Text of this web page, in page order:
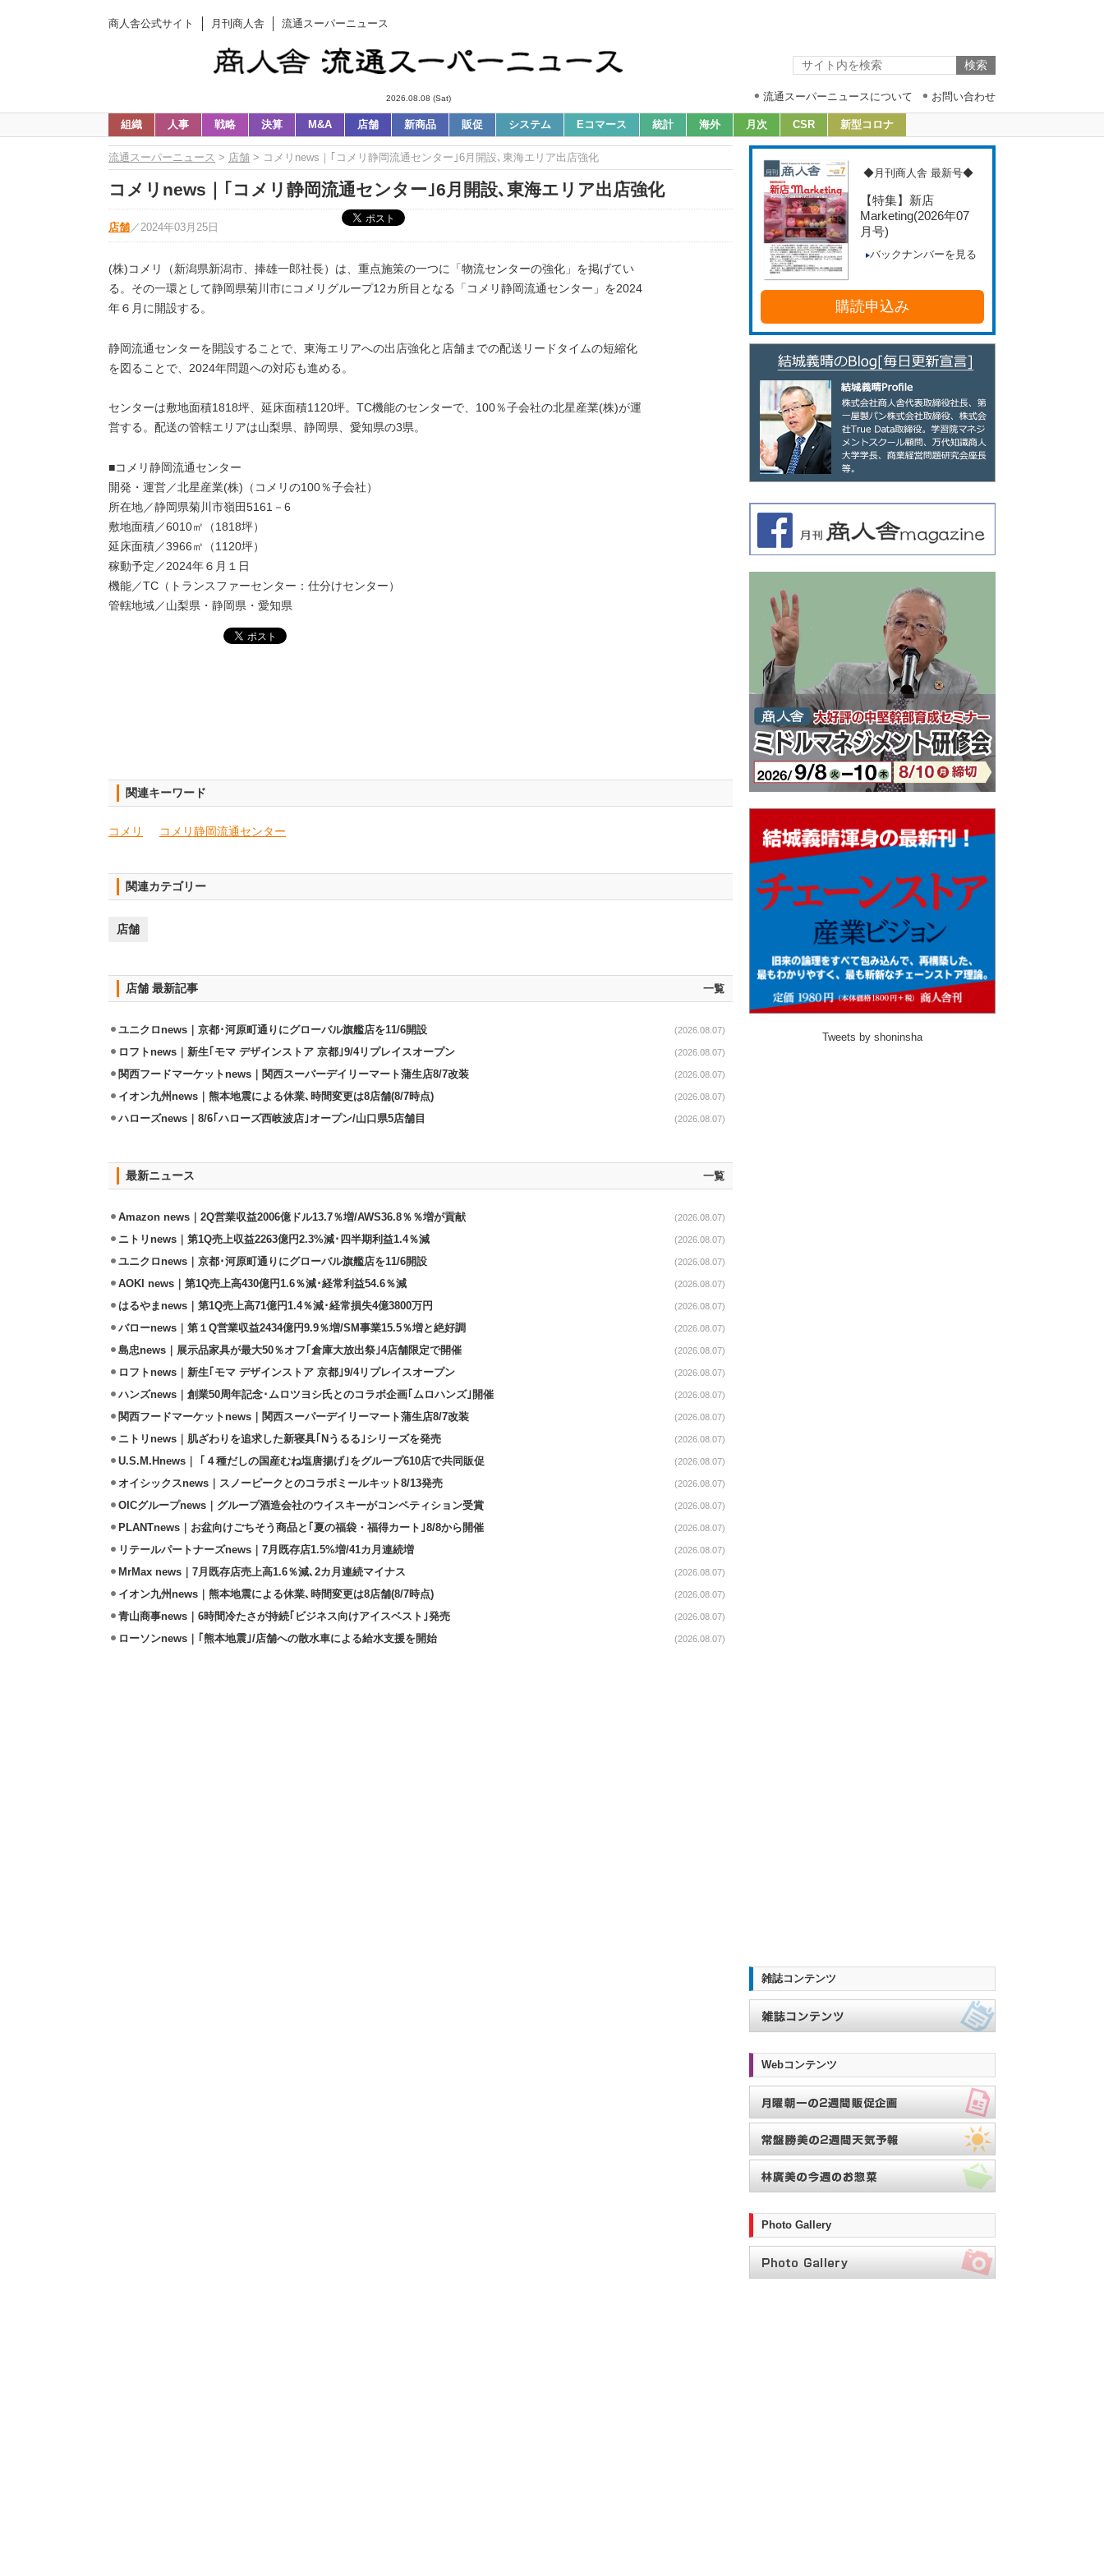
商人舎公式サイト 月刊商人舎 流通スーパーニュース
2026.08.08 (Sat) 流通スーパーニュースについて お問い合わせ
組織 人事 戦略 決算 M&A 店舗 新商品 販促 システム Eコマース 統計 海外 月次 CSR 新型コロナ
流通スーパーニュース > 店舗 > コメリnews｜｢コメリ静岡流通センター｣6月開設､東海エリア出店強化
コメリnews｜｢コメリ静岡流通センター｣6月開設､東海エリア出店強化
店舗 ／ 2024年03月25日
(株)コメリ（新潟県新潟市、捧雄一郎社長）は、重点施策の一つに「物流センターの強化」を掲げてい
る。その一環として静岡県菊川市にコメリグループ12カ所目となる「コメリ静岡流通センター」を2024
年６月に開設する。
静岡流通センターを開設することで、東海エリアへの出店強化と店舗までの配送リードタイムの短縮化
を図ることで、2024年問題への対応も進める。
センターは敷地面積1818坪、延床面積1120坪。TC機能のセンターで、100％子会社の北星産業(株)が運
営する。配送の管轄エリアは山梨県、静岡県、愛知県の3県。
■コメリ静岡流通センター
開発・運営／北星産業(株)（コメリの100％子会社）
所在地／静岡県菊川市嶺田5161－6
敷地面積／6010㎡（1818坪）
延床面積／3966㎡（1120坪）
稼動予定／2024年６月１日
機能／TC（トランスファーセンター：仕分けセンター）
管轄地域／山梨県・静岡県・愛知県
関連キーワード
コメリ コメリ静岡流通センター
関連カテゴリー
店舗
店舗 最新記事 一覧
ユニクロnews｜京都･河原町通りにグローバル旗艦店を11/6開設 (2026.08.07)
ロフトnews｜新生｢モマ デザインストア 京都｣9/4リプレイスオープン (2026.08.07)
関西フードマーケットnews｜関西スーパーデイリーマート蒲生店8/7改装 (2026.08.07)
イオン九州news｜熊本地震による休業､時間変更は8店舗(8/7時点) (2026.08.07)
ハローズnews｜8/6｢ハローズ西岐波店｣オープン/山口県5店舗目 (2026.08.07)
最新ニュース 一覧
Amazon news｜2Q営業収益2006億ドル13.7％増/AWS36.8％％増が貢献 (2026.08.07)
ニトリnews｜第1Q売上収益2263億円2.3%減･四半期利益1.4％減 (2026.08.07)
ユニクロnews｜京都･河原町通りにグローバル旗艦店を11/6開設 (2026.08.07)
AOKI news｜第1Q売上高430億円1.6％減･経常利益54.6％減 (2026.08.07)
はるやまnews｜第1Q売上高71億円1.4％減･経常損失4億3800万円 (2026.08.07)
バローnews｜第１Q営業収益2434億円9.9％増/SM事業15.5％増と絶好調 (2026.08.07)
島忠news｜展示品家具が最大50％オフ｢倉庫大放出祭｣4店舗限定で開催 (2026.08.07)
ロフトnews｜新生｢モマ デザインストア 京都｣9/4リプレイスオープン (2026.08.07)
ハンズnews｜創業50周年記念･ムロツヨシ氏とのコラボ企画｢ムロハンズ｣開催 (2026.08.07)
関西フードマーケットnews｜関西スーパーデイリーマート蒲生店8/7改装 (2026.08.07)
ニトリnews｜肌ざわりを追求した新寝具｢Nうるる｣シリーズを発売 (2026.08.07)
U.S.M.Hnews｜ ｢４種だしの国産むね塩唐揚げ｣をグループ610店で共同販促 (2026.08.07)
オイシックスnews｜スノーピークとのコラボミールキット8/13発売 (2026.08.07)
OICグループnews｜グループ酒造会社のウイスキーがコンペティション受賞 (2026.08.07)
PLANTnews｜お盆向けごちそう商品と｢夏の福袋・福得カート｣8/8から開催 (2026.08.07)
リテールパートナーズnews｜7月既存店1.5%増/41カ月連続増 (2026.08.07)
MrMax news｜7月既存店売上高1.6％減､2カ月連続マイナス (2026.08.07)
イオン九州news｜熊本地震による休業､時間変更は8店舗(8/7時点) (2026.08.07)
青山商事news｜6時間冷たさが持続｢ビジネス向けアイスベスト｣発売 (2026.08.07)
ローソンnews｜｢熊本地震｣/店舗への散水車による給水支援を開始 (2026.08.07)
◆月刊商人舎 最新号◆
【特集】新店
Marketing(2026年07
月号)
バックナンバーを見る
購読申込み
Tweets by shoninsha
雑誌コンテンツ
Webコンテンツ
Photo Gallery